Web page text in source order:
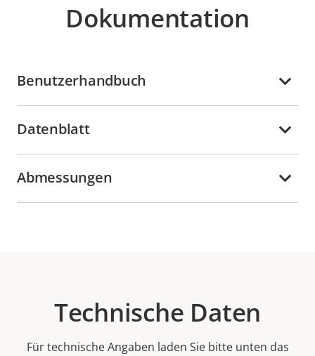
Dokumentation
Benutzerhandbuch
Datenblatt
Abmessungen
Technische Daten
Für technische Angaben laden Sie bitte unten das